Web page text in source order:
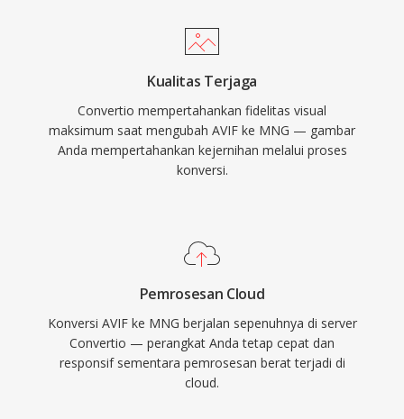
Kualitas Terjaga
Convertio mempertahankan fidelitas visual
maksimum saat mengubah AVIF ke MNG — gambar
Anda mempertahankan kejernihan melalui proses
konversi.
Pemrosesan Cloud
Konversi AVIF ke MNG berjalan sepenuhnya di server
Convertio — perangkat Anda tetap cepat dan
responsif sementara pemrosesan berat terjadi di
cloud.